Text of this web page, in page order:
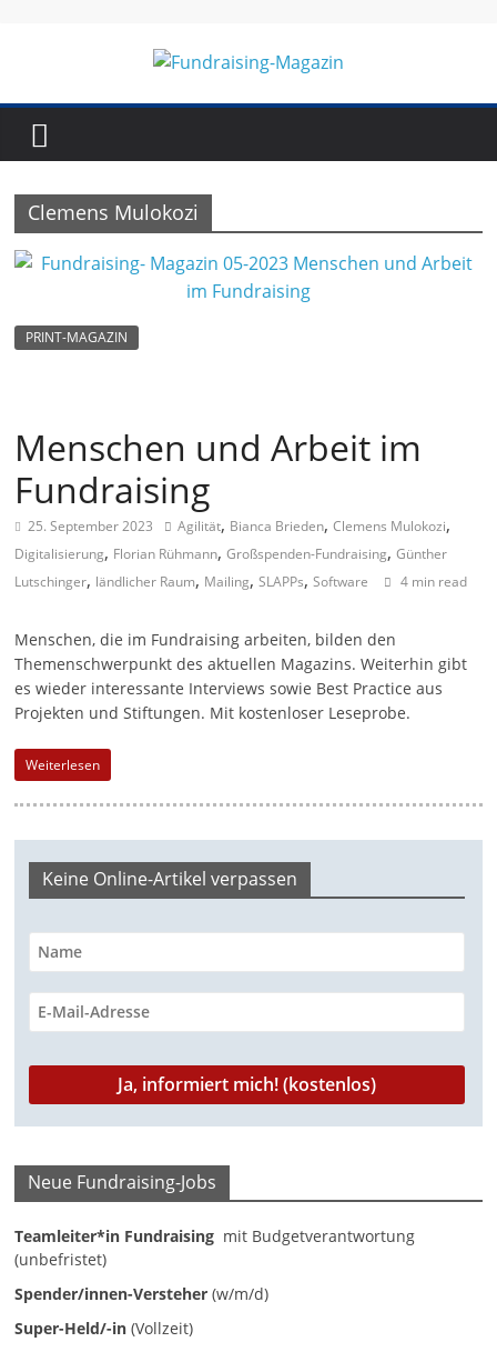
Fundraising-
Magazin
r
n
m
g
a
i
n
f
S
o
z
i
a
-
r
t
i
n
|
S
Clemens Mulokozi
PRINT-MAGAZIN
Menschen und Arbeit im
Fundraising
25. September 2023 Agilität, Bianca Brieden,Clemens Mulokozi,
Digitalisierung, Florian Rühmann,Großspenden-Fundraising,Günther
Lutschinger, ländlicher Raum, Mailing,SLAPPs,Software 4 min read
Menschen, die im Fundraising arbeiten, bilden den
Themenschwerpunkt des aktuellen Magazins. Weiterhin gibt
es wieder interessante Interviews sowie Best Practice aus
Projekten und Stiftungen. Mit kostenloser Leseprobe.
Weiterlesen
Keine Online-Artikel verpassen
Neue Fundraising-Jobs
Teamleiter*in Fundraising mit Budgetverantwortung
(unbefristet)
Spender/innen-Versteher (w/m/d)
Super-Held/-in (Vollzeit)